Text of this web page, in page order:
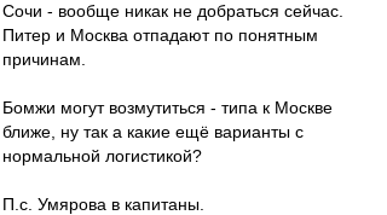
Сочи - вообще никак не добраться сейчас.
Питер и Москва отпадают по понятным
причинам.
Бомжи могут возмутиться - типа к Москве
ближе, ну так а какие ещё варианты с
нормальной логистикой?
П.с. Умярова в капитаны.